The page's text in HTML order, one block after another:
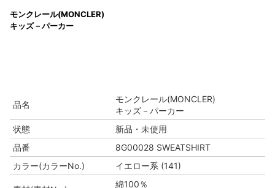
モンクレール(MONCLER)
キッズ－パーカー
品名
モンクレール(MONCLER)
キッズ－パーカー
状態
新品・未使用
品番
8G00028 SWEATSHIRT
カラー(カラーNo.)
イエロー系 (141)
綿100％